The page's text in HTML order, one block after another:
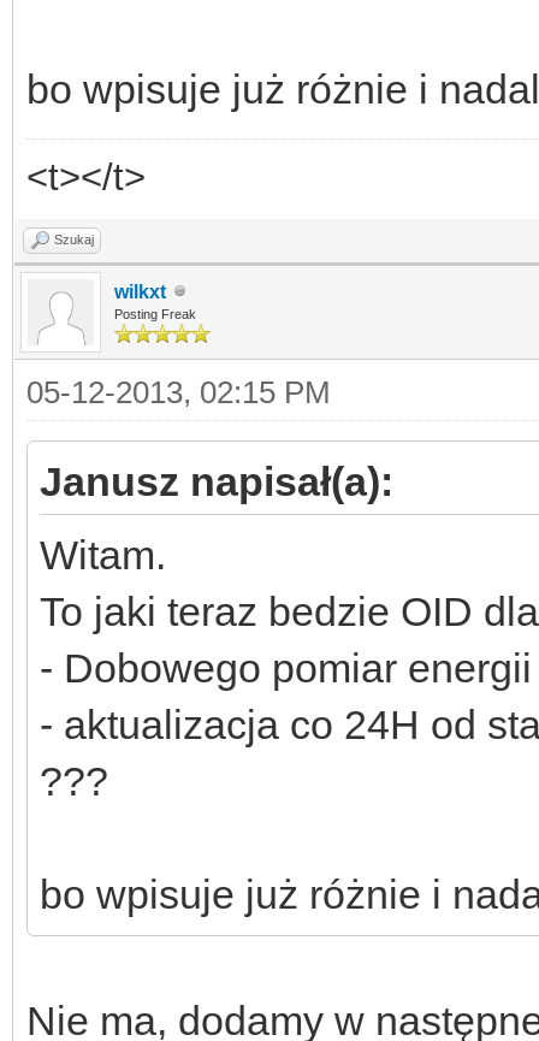
bo wpisuje już różnie i
<t></t>
Szukaj
wilkxt
Posting Freak
05-12-2013, 02:15 PM
Janusz napisał(a):
Witam.
To jaki teraz bedzie OID
- Dobowego pomiar
- aktualizacja co 24H od
???
bo wpisuje już różnie i
Nie ma, dodamy w